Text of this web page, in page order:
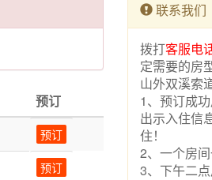
预订
预订
预订
联系我们
拨打客服电
定需要的房
山外双溪索
1、预订成
出示入住信
住！
2、一个房
3、下午二